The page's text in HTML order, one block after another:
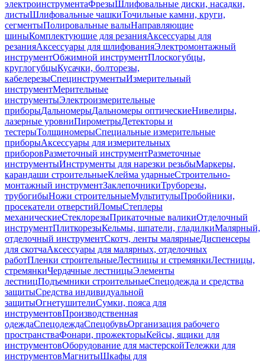
электроинструментаФрезыШлифовальные диски, насадки,
листыШлифовальные чашкиТочильные камни, круги,
сегментыПолировальные валыНаправляющие
шиныКомплектующие для резанияАксессуары для
резанияАксессуары для шлифованияЭлектромонтажный
инструментОбжимной инструментПлоскогубцы,
круглогубцыКусачки, болторезы,
кабелерезыСпецинструментыИзмерительный
инструментМерительные
инструментыЭлектроизмерительные
приборыДальномерыДальномеры оптическиеНивелиры,
лазерные уровниПирометрыДетекторы и
тестерыТолщиномерыСпециальные измерительные
приборыАксессуары для измерительных
приборовРазметочный инструментРазметочные
инструментыИнструменты для нарезки резьбыМаркеры,
карандаши строительныеКлейма ударныеСтроительно-
монтажный инструментЗаклепочникиТруборезы,
трубогибыНожи строительныеМультитулыПробойники,
просекатели отверстийЛомыСтеплеры
механическиеСтеклорезыПрикаточные валикиОтделочный
инструментПлиткорезыКельмы, шпатели, гладилкиМалярный,
отделочный инструментСкотч, ленты малярныеДиспенсеры
для скотчаАксессуары для малярных, отделочных
работПленки строительныеЛестницы и стремянкиЛестницы,
стремянкиЧердачные лестницыЭлементы
лестницПодъемники строительныеСпецодежда и средства
защитыСредства индивидуальной
защитыОгнетушителиСумки, пояса для
инструментовПроизводственная
одеждаСпецодеждаСпецобувьОрганизация рабочего
пространстваФонари, прожекторыКейсы, ящики для
инструментовОборудование для мастерскойТележки для
инструментовМагнитыШкафы для